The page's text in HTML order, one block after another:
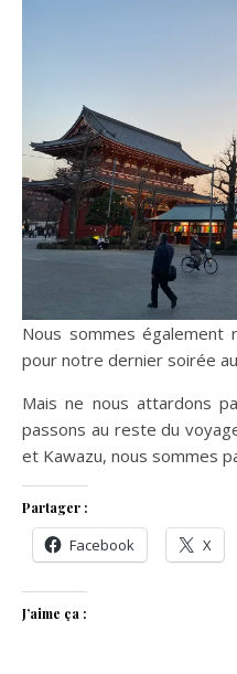
Nous sommes également
pour notre dernier soirée au
Mais ne nous attardons
passons au reste du
et Kawazu, nous sommes
Partager :
Facebook X
J’aime ça :